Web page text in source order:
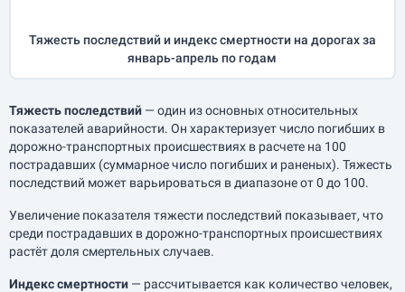
Тяжесть последствий и индекс смертности на дорогах за
январь-апрель по годам
Тяжесть последствий — один из основных относительных
показателей аварийности. Он характеризует число погибших в
дорожно-транспортных происшествиях в расчете на 100
пострадавших (суммарное число погибших и раненых). Тяжесть
последствий может варьироваться в диапазоне от 0 до 100.
Увеличение показателя тяжести последствий показывает, что
среди пострадавших в дорожно-транспортных происшествиях
растёт доля смертельных случаев.
Индекс смертности — рассчитывается как количество человек,